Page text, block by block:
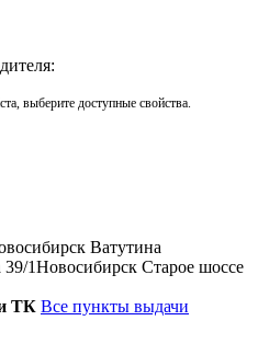
выберите доступные свойства.
Ватутина
1Новосибирск Старое шоссе
ТК Все пункты выдачи